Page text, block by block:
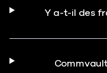
Y a-t-il des